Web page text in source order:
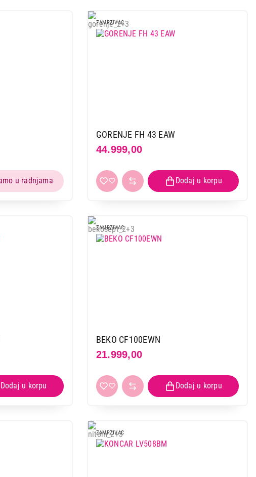
ZAMRZIVAC
GORENJE FH 43 EAW
44.999,00
ZAMRZIVAC
BEKO CF100EWN
21.999,00
ZAMRZIVAC